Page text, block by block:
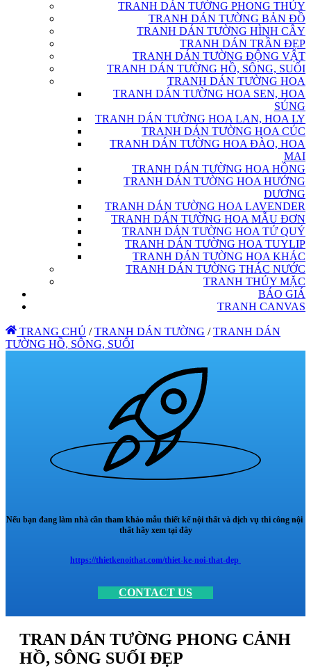
TRANH DÁN TƯỜNG PHONG THỦY
TRANH DÁN TƯỜNG BẢN ĐỒ
TRANH DÁN TƯỜNG HÌNH CÂY
TRANH DÁN TRẦN ĐẸP
TRANH DÁN TƯỜNG ĐỘNG VẬT
TRANH DÁN TƯỜNG HỒ, SÔNG, SUỐI
TRANH DÁN TƯỜNG HOA
TRANH DÁN TƯỜNG HOA SEN, HOA
SÚNG
TRANH DÁN TƯỜNG HOA LAN, HOA LY
TRANH DÁN TƯỜNG HOA CÚC
TRANH DÁN TƯỜNG HOA ĐÀO, HOA
MAI
TRANH DÁN TƯỜNG HOA HỒNG
TRANH DÁN TƯỜNG HOA HƯỚNG
DƯƠNG
TRANH DÁN TƯỜNG HOA LAVENDER
TRANH DÁN TƯỜNG HOA MẪU ĐƠN
TRANH DÁN TƯỜNG HOA TỨ QUÝ
TRANH DÁN TƯỜNG HOA TUYLIP
TRANH DÁN TƯỜNG HOA KHÁC
TRANH DÁN TƯỜNG THÁC NƯỚC
TRANH THỦY MẶC
BÁO GIÁ
TRANH CANVAS
TRANG CHỦ / TRANH DÁN TƯỜNG / TRANH DÁN
TƯỜNG HỒ, SÔNG, SUỐI
Nếu bạn đang làm nhà cần tham khảo mẫu thiết kế nội thất và dịch vụ thi công nội
thất hãy xem tại đây
https://thietkenoithat.com/thiet-ke-noi-that-dep
CONTACT US
TRAN DÁN TƯỜNG PHONG CẢNH
HỒ, SÔNG SUỐI ĐẸP